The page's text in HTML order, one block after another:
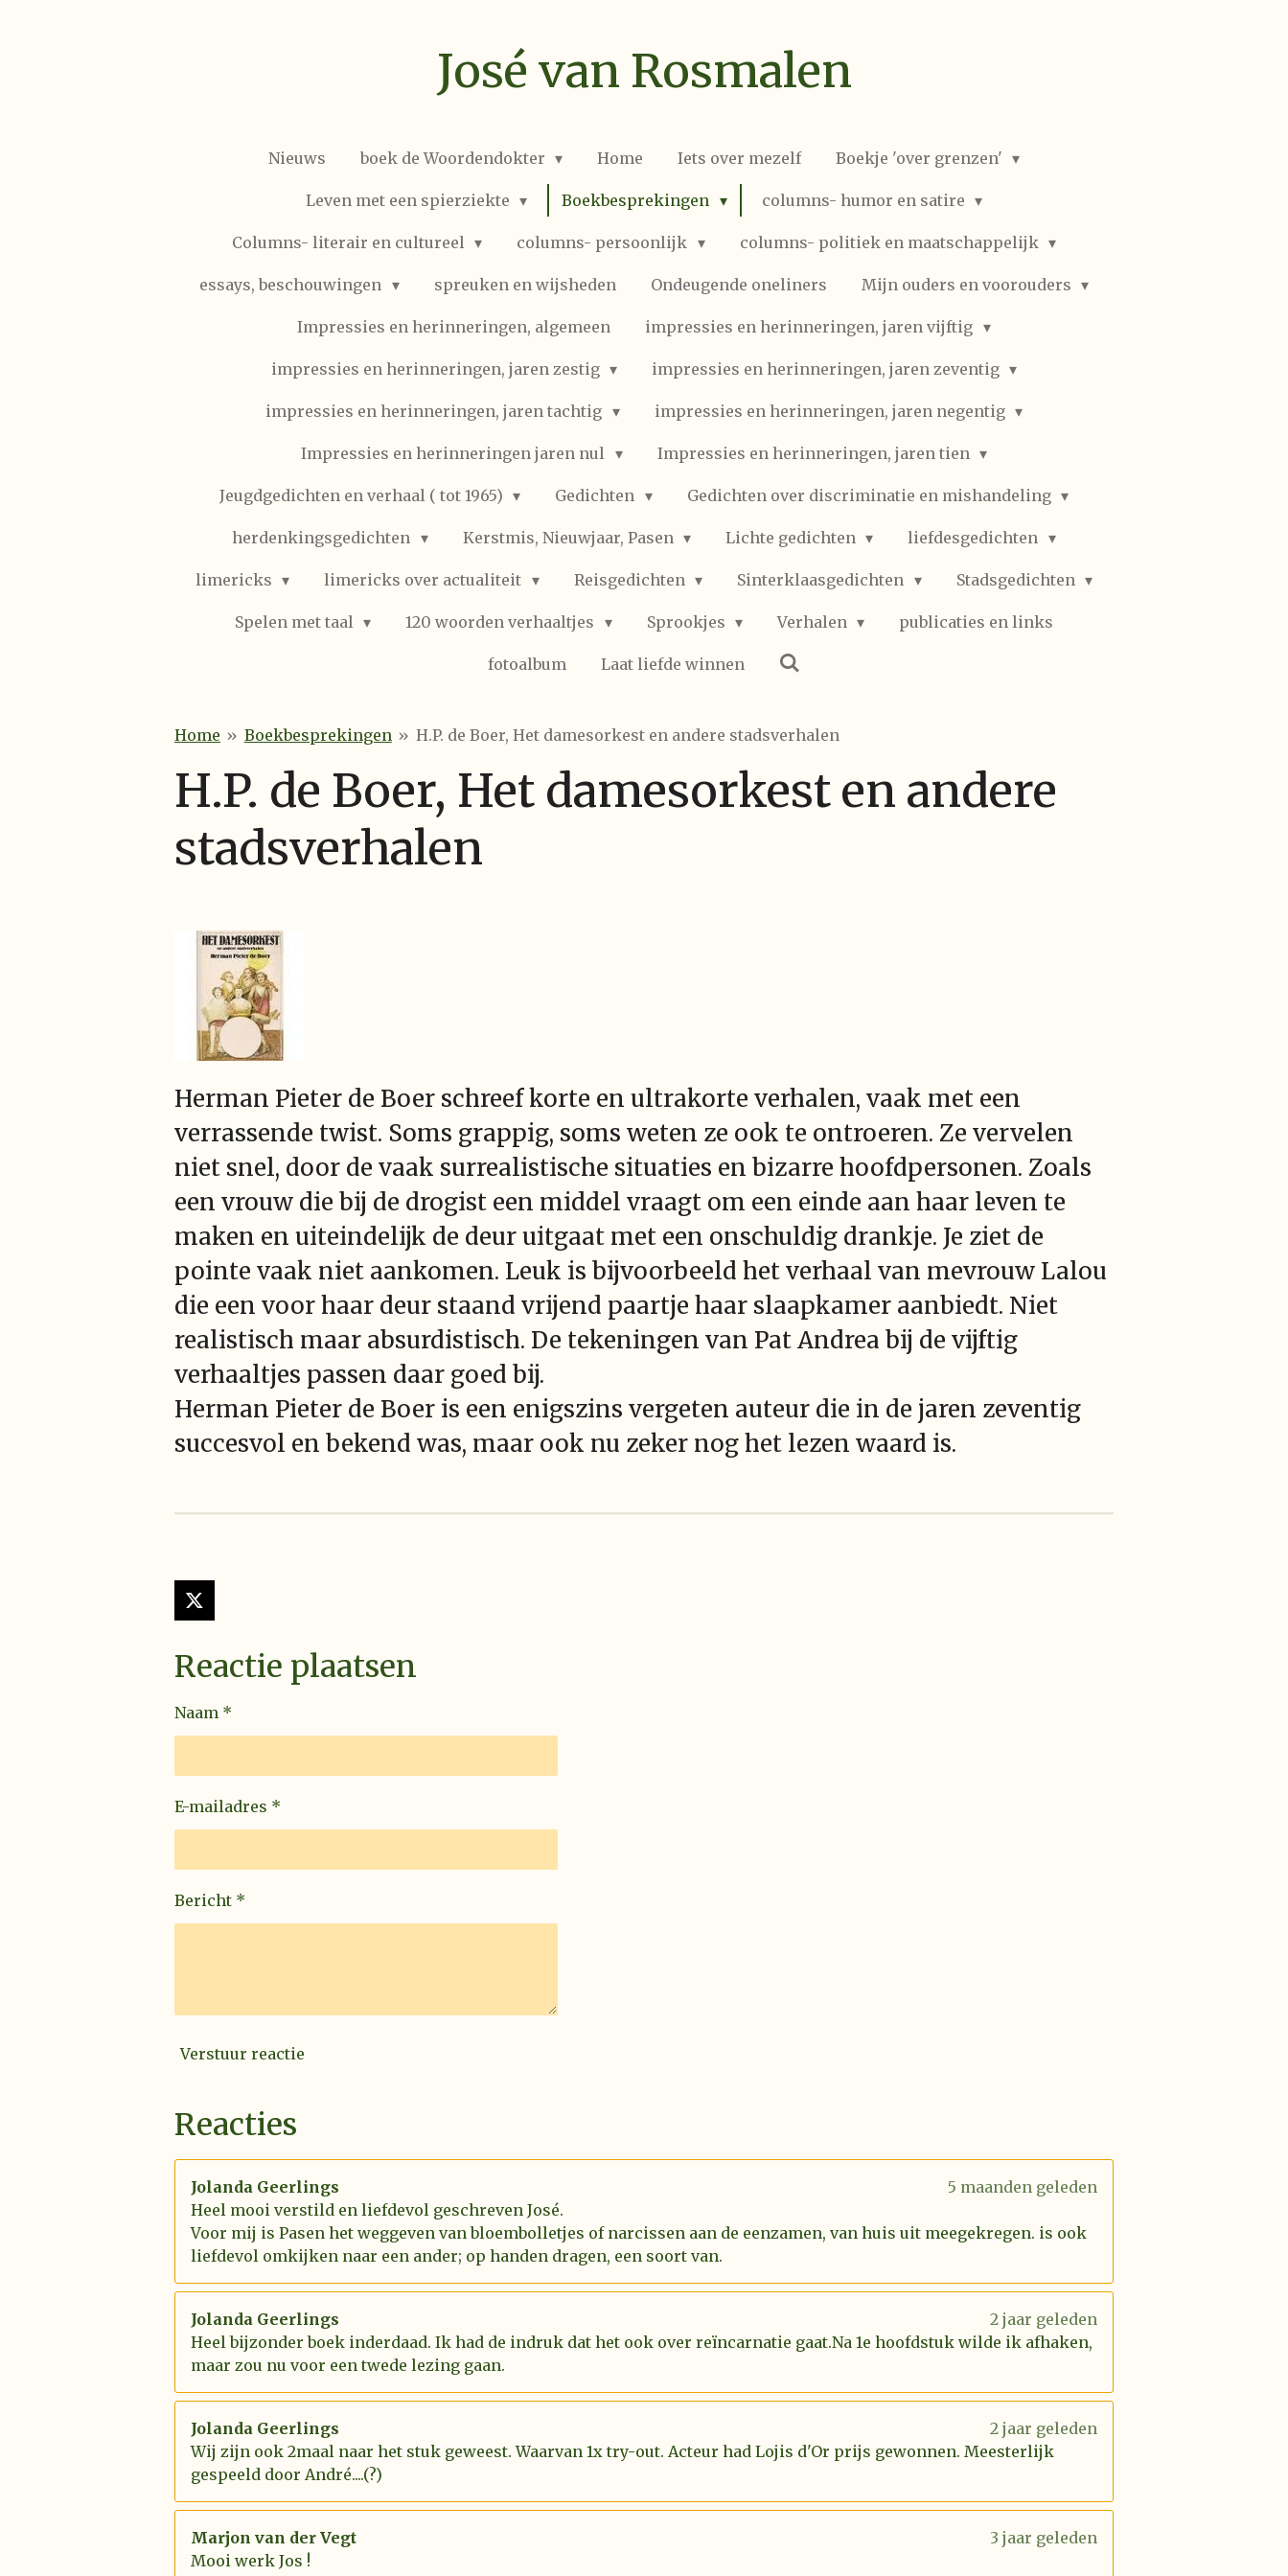
José van Rosmalen
Nieuws boek de Woordendokter Home Iets over mezelf Boekje 'over grenzen'
Leven met een spierziekte Boekbesprekingen columns- humor en satire
Columns- literair en cultureel columns- persoonlijk columns- politiek en maatschappelijk
essays, beschouwingen spreuken en wijsheden Ondeugende oneliners Mijn ouders en voorouders
Impressies en herinneringen, algemeen impressies en herinneringen, jaren vijftig
impressies en herinneringen, jaren zestig impressies en herinneringen, jaren zeventig
impressies en herinneringen, jaren tachtig impressies en herinneringen, jaren negentig
Impressies en herinneringen jaren nul Impressies en herinneringen, jaren tien
Jeugdgedichten en verhaal ( tot 1965) Gedichten Gedichten over discriminatie en mishandeling
herdenkingsgedichten Kerstmis, Nieuwjaar, Pasen Lichte gedichten liefdesgedichten
limericks limericks over actualiteit Reisgedichten Sinterklaasgedichten Stadsgedichten
Spelen met taal 120 woorden verhaaltjes Sprookjes Verhalen publicaties en links
fotoalbum Laat liefde winnen
Home » Boekbesprekingen » H.P. de Boer, Het damesorkest en andere stadsverhalen
H.P. de Boer, Het damesorkest en andere
stadsverhalen
Herman Pieter de Boer schreef korte en ultrakorte verhalen, vaak met een
verrassende twist. Soms grappig, soms weten ze ook te ontroeren. Ze vervelen
niet snel, door de vaak surrealistische situaties en bizarre hoofdpersonen. Zoals
een vrouw die bij de drogist een middel vraagt om een einde aan haar leven te
maken en uiteindelijk de deur uitgaat met een onschuldig drankje. Je ziet de
pointe vaak niet aankomen. Leuk is bijvoorbeeld het verhaal van mevrouw Lalou
die een voor haar deur staand vrijend paartje haar slaapkamer aanbiedt. Niet
realistisch maar absurdistisch. De tekeningen van Pat Andrea bij de vijftig
verhaaltjes passen daar goed bij.
Herman Pieter de Boer is een enigszins vergeten auteur die in de jaren zeventig
succesvol en bekend was, maar ook nu zeker nog het lezen waard is.
X
Reactie plaatsen
Naam *
E-mailadres *
Bericht *
Verstuur reactie
Reacties
Jolanda Geerlings
5 maanden geleden
Heel mooi verstild en liefdevol geschreven José.
Voor mij is Pasen het weggeven van bloembolletjes of narcissen aan de eenzamen, van huis uit meegekregen. is ook
liefdevol omkijken naar een ander; op handen dragen, een soort van.
Jolanda Geerlings
2 jaar geleden
Heel bijzonder boek inderdaad. Ik had de indruk dat het ook over reïncarnatie gaat.Na 1e hoofdstuk wilde ik afhaken,
maar zou nu voor een twede lezing gaan.
Jolanda Geerlings
2 jaar geleden
Wij zijn ook 2maal naar het stuk geweest. Waarvan 1x try-out. Acteur had Lojis d'Or prijs gewonnen. Meesterlijk
gespeeld door André....(?)
Marjon van der Vegt
3 jaar geleden
Mooi werk Jos !